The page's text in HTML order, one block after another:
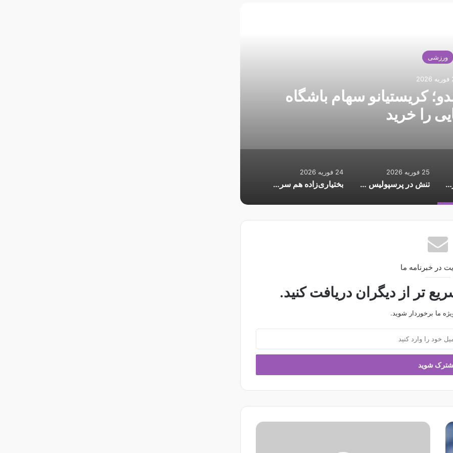
ورزشی
کریستیانو سهام باشگاه
را خرید
غافلگیری به سبک رونالدو؛ کریستیانو سهام باشگاه اسپانیایی را خرید
25 فوریه 2026
تنش در پرسپولیس ادامه دارد؛ اوسمار کوتاه نمی‌آید
24 فوریه 2026
بختیاری‌زاده هم سرمربی موقت است؟/ وعده مدیران باشگاه به سهراب
در خبرنامه ما
تر از دیگران دریافت کنید.
ما برخوردار شوید.
ا